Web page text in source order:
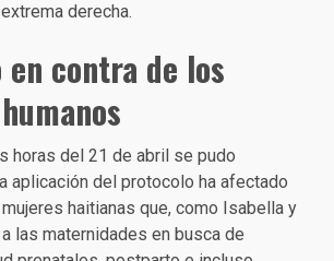
derecha.
contra de los
horas del 21 de abril se pudo
aplicación del protocolo ha afectado
haitianas que, como Isabella y
las maternidades en busca de